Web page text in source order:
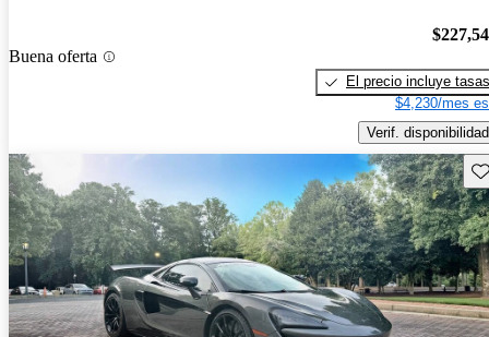
Buena oferta
El precio incluye tasas
$4,230/mes
Verif. disponibilidad